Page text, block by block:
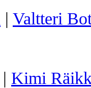
| Valtteri
| Kimi